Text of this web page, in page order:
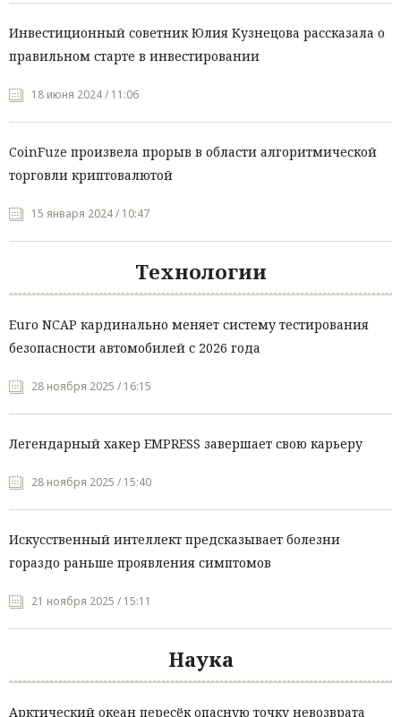
Инвестиционный советник Юлия Кузнецова рассказала о
правильном старте в инвестировании
18 июня 2024 / 11:06
CoinFuze произвела прорыв в области алгоритмической
торговли криптовалютой
15 января 2024 / 10:47
Технологии
Euro NCAP кардинально меняет систему тестирования
безопасности автомобилей с 2026 года
28 ноября 2025 / 16:15
Легендарный хакер EMPRESS завершает свою карьеру
28 ноября 2025 / 15:40
Искусственный интеллект предсказывает болезни
гораздо раньше проявления симптомов
21 ноября 2025 / 15:11
Наука
Арктический океан пересёк опасную точку невозврата